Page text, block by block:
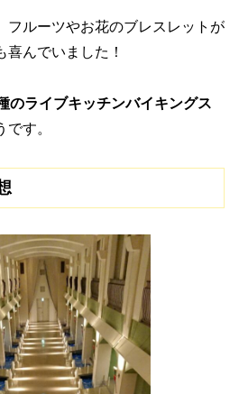
フルーツやお花のブレスレットが
んでいました！
のライブキッチンバイキングス
す。